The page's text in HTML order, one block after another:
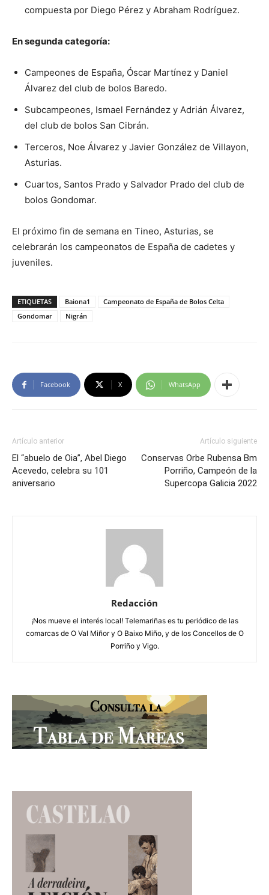
compuesta por Diego Pérez y Abraham Rodríguez.
En segunda categoría:
Campeones de España, Óscar Martínez y Daniel
Álvarez del club de bolos Baredo.
Subcampeones, Ismael Fernández y Adrián Álvarez,
del club de bolos San Cibrán.
Terceros, Noe Álvarez y Javier González de Villayon,
Asturias.
Cuartos, Santos Prado y Salvador Prado del club de
bolos Gondomar.
El próximo fin de semana en Tineo, Asturias, se
celebrarán los campeonatos de España de cadetes y
juveniles.
ETIQUETAS Baiona1
Campeonato de España de Bolos Celta
Gondomar
Nigrán
Facebook X WhatsApp
Artículo anterior
El “abuelo de Oia”, Abel Diego
Acevedo, celebra su 101
aniversario
Artículo siguiente
Conservas Orbe Rubensa Bm
Porriño, Campeón de la
Supercopa Galicia 2022
Redacción
¡Nos mueve el interés local! Telemariñas es tu periódico de las
comarcas de O Val Miñor y O Baixo Miño, y de los Concellos de O
Porriño y Vigo.